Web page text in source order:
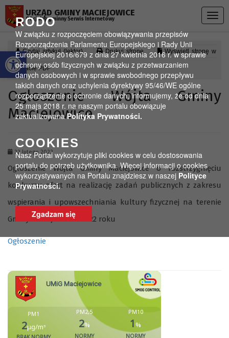
Otwórz pasek narzędzi
RODO
W związku z rozpoczęciem obowiązywania przepisów
Rozporządzenia Parlamentu Europejskiego i Rady Unii
Europejskiej 2016/679 z dnia 27 kwietnia 2016 r. w sprawie
ochrony osób fizycznych w związku z przetwarzaniem
danych osobowych i w sprawie swobodnego przepływu
takich danych oraz uchylenia dyrektywy 95/46/WE ogólne
rozporządzenie o ochronie danych, informujemy, że od dnia
25 maja 2018 r. na naszym portalu obowiązuje
zaktualizowanaPolityka Prywatności.
COOKIES
Nasz Portal wykorzytuje pliki cookies w celu dostosowania
portalu do potrzeb użytkownika. Więcej informacji o cookies
wykorzystywanych na Portalu znajdziesz w naszej Polityce
Prywatności.
Zgadzam się
URZĄD GMINY MACIEJOWICE
Oficjalny gminny Serwis Internetowy
Czytaj artykuł (lektor) Drukuj stronę Wyświetl stronę w
formacie PDF
Ogłoszenie Wójta Gminy
Maciejowice
22 lutego 2022
Ogłoszenie Wójta Gminy Maciejowice o rozstrzygnięciu
konkursu ofert na realizację zadań publicznych z zakresu
wspierania i upowszechniania kultury fizycznej na terenie
Gminy Maciejowice w 2022 roku
Ogłoszenie